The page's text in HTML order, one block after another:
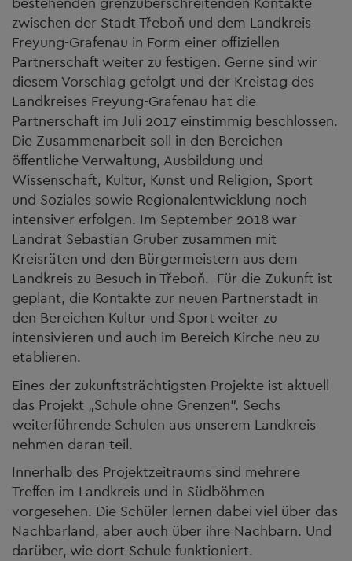
zwischen der Stadt Třeboň und dem Landkreis
Freyung-Grafenau in Form einer offiziellen
Partnerschaft weiter zu festigen. Gerne sind wir
diesem Vorschlag gefolgt und der Kreistag des
Landkreises Freyung-Grafenau hat die
Partnerschaft im Juli 2017 einstimmig beschlossen.
Die Zusammenarbeit soll in den Bereichen
öffentliche Verwaltung, Ausbildung und
Wissenschaft, Kultur, Kunst und Religion, Sport
und Soziales sowie Regionalentwicklung noch
intensiver erfolgen. Im September 2018 war
Landrat Sebastian Gruber zusammen mit
Kreisräten und den Bürgermeistern aus dem
Landkreis zu Besuch in Třeboň. Für die Zukunft ist
geplant, die Kontakte zur neuen Partnerstadt in
den Bereichen Kultur und Sport weiter zu
intensivieren und auch im Bereich Kirche neu zu
etablieren.
Eines der zukunftsträchtigsten Projekte ist aktuell
das Projekt „Schule ohne Grenzen". Sechs
weiterführende Schulen aus unserem Landkreis
nehmen daran teil.
Innerhalb des Projektzeitraums sind mehrere
Treffen im Landkreis und in Südböhmen
vorgesehen. Die Schüler lernen dabei viel über das
Nachbarland, aber auch über ihre Nachbarn. Und
darüber, wie dort Schule funktioniert.